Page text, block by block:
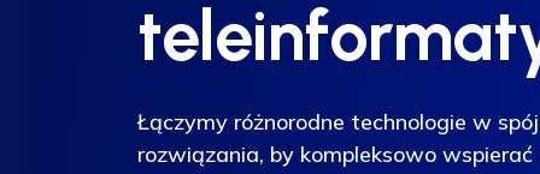
Łączymy różnorodne technologie w
rozwiązania, by kompleksowo
Łączymy różnorodne technologie w
rozwiązania, by kompleksowo
Łączymy różnorodne technologie w
rozwiązania, by kompleksowo